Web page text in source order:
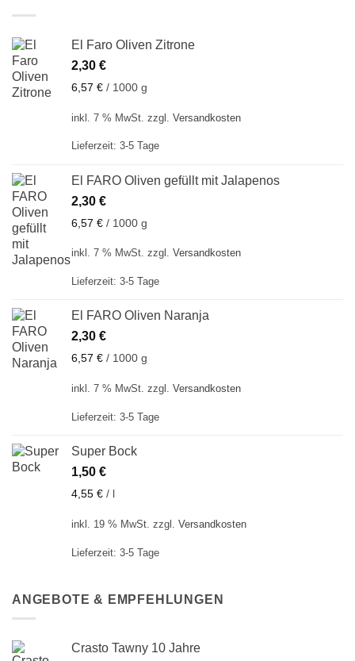
El Faro Oliven Zitrone
2,30 €
6,57 € / 1000 g
inkl. 7 % MwSt. zzgl. Versandkosten
Lieferzeit: 3-5 Tage
El FARO Oliven gefüllt mit Jalapenos
2,30 €
6,57 € / 1000 g
inkl. 7 % MwSt. zzgl. Versandkosten
Lieferzeit: 3-5 Tage
El FARO Oliven Naranja
2,30 €
6,57 € / 1000 g
inkl. 7 % MwSt. zzgl. Versandkosten
Lieferzeit: 3-5 Tage
Super Bock
1,50 €
4,55 € / l
inkl. 19 % MwSt. zzgl. Versandkosten
Lieferzeit: 3-5 Tage
ANGEBOTE & EMPFEHLUNGEN
Crasto Tawny 10 Jahre